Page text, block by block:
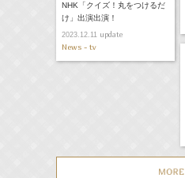
NHK「クイズ！丸をつけるだ
け」出演出演！
2023.12.11update
News - tv